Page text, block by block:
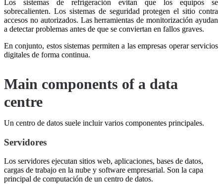
Los sistemas de refrigeración evitan que los equipos se
sobrecalienten. Los sistemas de seguridad protegen el sitio contra
accesos no autorizados. Las herramientas de monitorización ayudan
a detectar problemas antes de que se conviertan en fallos graves.
En conjunto, estos sistemas permiten a las empresas operar servicios
digitales de forma continua.
Main components of a data
centre
Un centro de datos suele incluir varios componentes principales.
Servidores
Los servidores ejecutan sitios web, aplicaciones, bases de datos,
cargas de trabajo en la nube y software empresarial. Son la capa
principal de computación de un centro de datos.